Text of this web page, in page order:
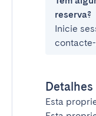
reserva?
Inicie
Detalhes
Esta